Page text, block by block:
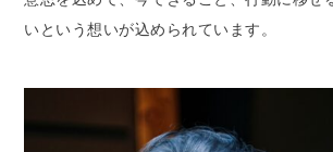
いという想いが込められています。